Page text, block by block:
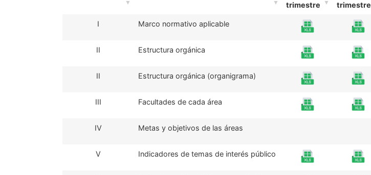
trimestre
trimestre
I Marco normativo aplicable
II Estructura orgánica
II Estructura orgánica (organigrama)
III Facultades de cada área
IV Metas y objetivos de las áreas
V Indicadores de temas de interés público